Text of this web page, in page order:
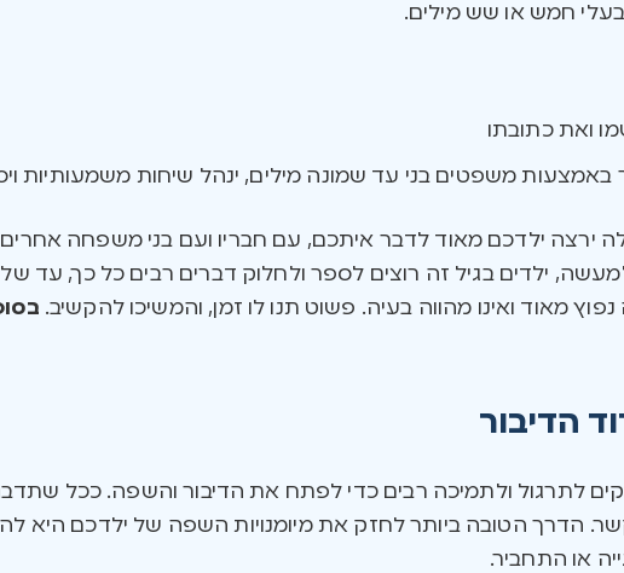
חמש או שש מילים.
ואת כתובתו
באמצעות משפטים בני עד שמונה מילים, ינהל שיחות משמעותיות
ירצה ילדכם מאוד לדבר איתכם, עם חבריו ועם בני משפחה
למעשה, ילדים בגיל זה רוצים לספר ולחלוק דברים רבים כל כך, עד
מאוד ואינו מהווה בעיה. פשוט תנו לו זמן, והמשיכו להקשיב.
הדיבור
לתרגול ולתמיכה רבים כדי לפתח את הדיבור והשפה. ככל
הדרך הטובה ביותר לחזק את מיומנויות השפה של ילדכם היא
או התחביר.